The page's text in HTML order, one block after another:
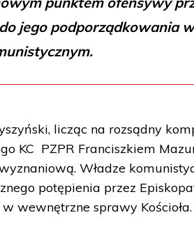
jego podporządkowania
licząc na rozsądny
KC PZPR Franciszkiem
Władze
potępienia przez
wewnętrzne sprawy Kościoła.